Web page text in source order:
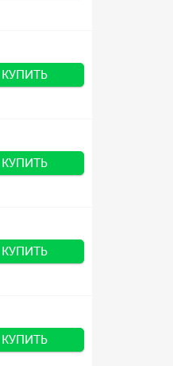
КУПИТЬ
КУПИТЬ
КУПИТЬ
КУПИТЬ